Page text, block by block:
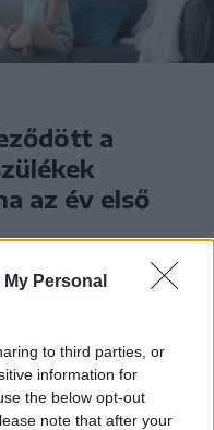
Personal
to third parties, or
information for
the below opt-out
note that after your
a
az év első